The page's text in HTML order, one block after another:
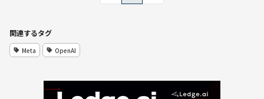
関連するタグ
Meta OpenAI